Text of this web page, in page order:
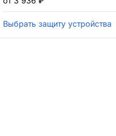
Выбрать защиту устройства